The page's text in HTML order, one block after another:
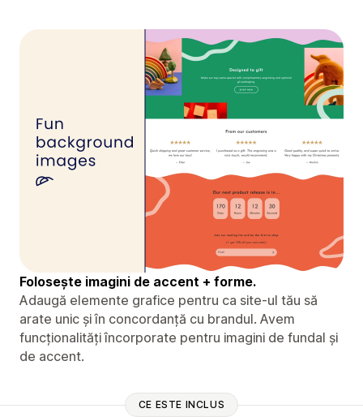
Folosește imagini de accent + forme.
Adaugă elemente grafice pentru ca site-ul tău să
arate unic și în concordanță cu brandul. Avem
funcționalități încorporate pentru imagini de fundal și
de accent.
CE ESTE INCLUS